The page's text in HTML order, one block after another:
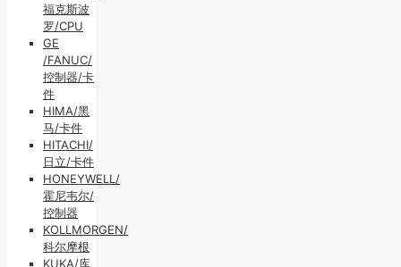
福克斯波
罗/CPU
GE
/FANUC/
控制器/卡
件
HIMA/黑
马/卡件
HITACHI/
日立/卡件
HONEYWELL/
霍尼韦尔/
控制器
KOLLMORGEN/
科尔摩根
KUKA/库